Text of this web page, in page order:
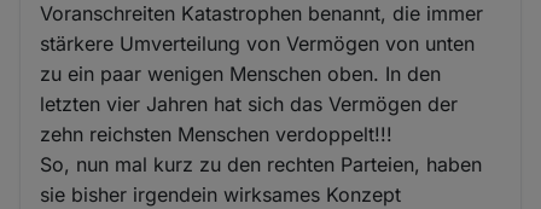
Voranschreiten Katastrophen benannt, die immer
stärkere Umverteilung von Vermögen von unten
zu ein paar wenigen Menschen oben. In den
letzten vier Jahren hat sich das Vermögen der
zehn reichsten Menschen verdoppelt!!!
So, nun mal kurz zu den rechten Parteien, haben
sie bisher irgendein wirksames Konzept